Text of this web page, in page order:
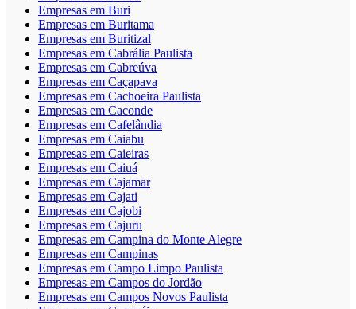
Empresas em Buri
Empresas em Buritama
Empresas em Buritizal
Empresas em Cabrália Paulista
Empresas em Cabreúva
Empresas em Caçapava
Empresas em Cachoeira Paulista
Empresas em Caconde
Empresas em Cafelândia
Empresas em Caiabu
Empresas em Caieiras
Empresas em Caiuá
Empresas em Cajamar
Empresas em Cajati
Empresas em Cajobi
Empresas em Cajuru
Empresas em Campina do Monte Alegre
Empresas em Campinas
Empresas em Campo Limpo Paulista
Empresas em Campos do Jordão
Empresas em Campos Novos Paulista